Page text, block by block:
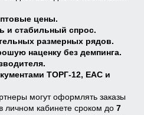
цены.
и стабильный спрос.
размерных рядов.
наценку без демпинга.
ТОРГ-12, ЕАС и
могут оформлять заказы
личном кабинете сроком до 7